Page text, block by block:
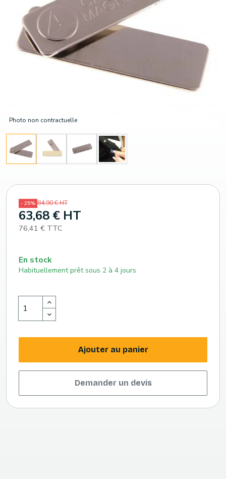
Photo non contractuelle
- 25% 84,90 € HT
63,68 € HT
76,41 € TTC
En stock
Habituellement prêt sous 2 à 4 jours
Ajouter au panier
Demander un devis